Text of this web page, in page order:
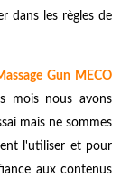
dans les règles de
Gun MECO
mois nous avons
mais ne sommes
l'utiliser et pour
aux contenus